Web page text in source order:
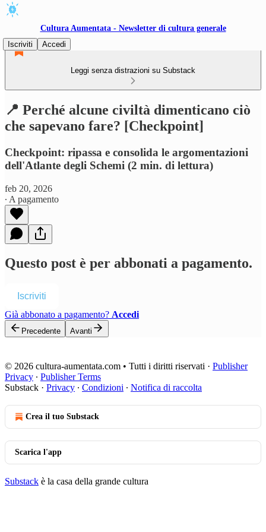
Cultura Aumentata - Newsletter di cultura generale
Iscriviti
Accedi
Leggi senza distrazioni su Substack
📍 Perché alcune civiltà dimenticano ciò
che sapevano fare? [Checkpoint]
Checkpoint: ripassa e consolida le argomentazioni
dell'Atlante degli Schemi (2 min. di lettura)
feb 20, 2026
∙ A pagamento
Questo post è per abbonati a pagamento.
Iscriviti
Già abbonato a pagamento? Accedi
Precedente Avanti
© 2026 cultura-aumentata.com • Tutti i diritti riservati · Publisher
Privacy ∙ Publisher Terms
Substack · Privacy ∙ Condizioni ∙ Notifica di raccolta
Crea il tuo Substack
Scarica l'app
Substack è la casa della grande cultura